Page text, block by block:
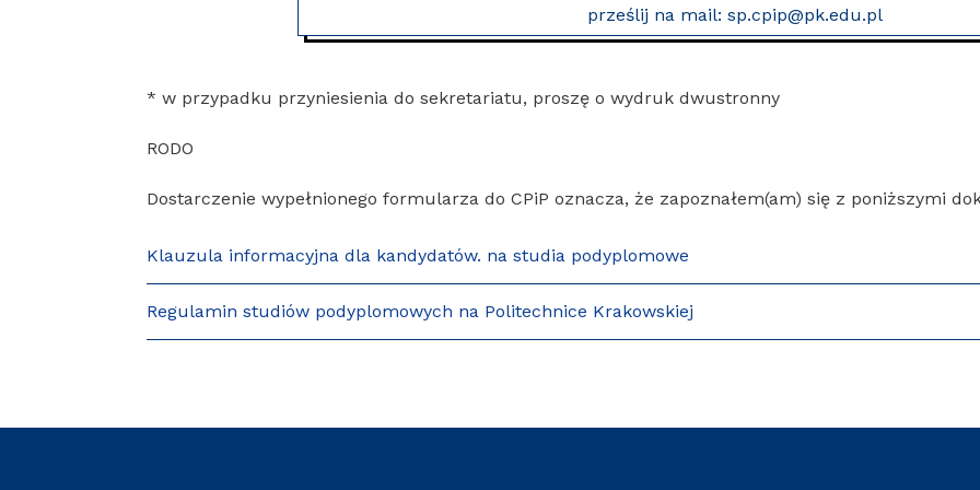
prześlij na mail: sp.cpip@pk.edu.pl
* w przypadku przyniesienia do sekretariatu, proszę o wydruk dwustronny
RODO
Dostarczenie wypełnionego formularza do CPiP oznacza, że zapoznałem(am) się z poniższymi
Klauzula informacyjna dla kandydatów. na studia podyplomowe
Regulamin studiów podyplomowych na Politechnice Krakowskiej